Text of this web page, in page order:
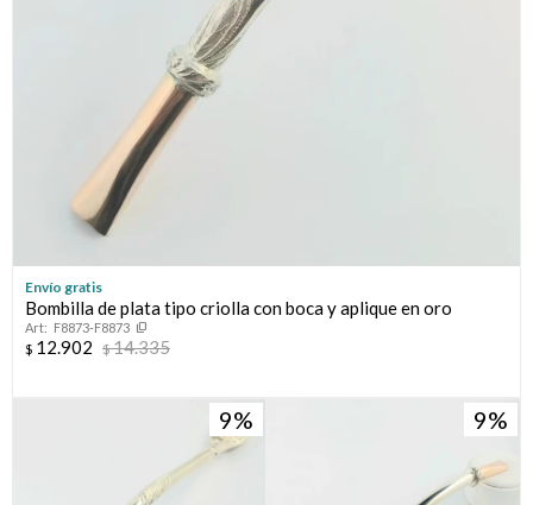
Envío gratis
Bombilla de plata tipo criolla con boca y aplique en oro
F8873-F8873
$ 12.902 $14.335
9 9